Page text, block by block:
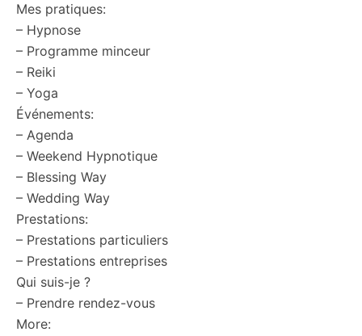
Mes pratiques:
– Hypnose
– Programme minceur
– Reiki
– Yoga
Événements:
– Agenda
– Weekend Hypnotique
– Blessing Way
– Wedding Way
Prestations:
– Prestations particuliers
– Prestations entreprises
Qui suis-je ?
– Prendre rendez-vous
More: